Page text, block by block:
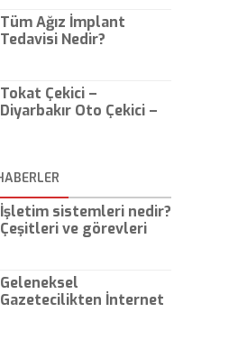
Tüm Ağız İmplant
Tedavisi Nedir?
Tokat Çekici –
Diyarbakır Oto Çekici –
İşletim sistemleri nedir?
Çeşitleri ve görevleri
Geleneksel
Gazetecilikten İnternet